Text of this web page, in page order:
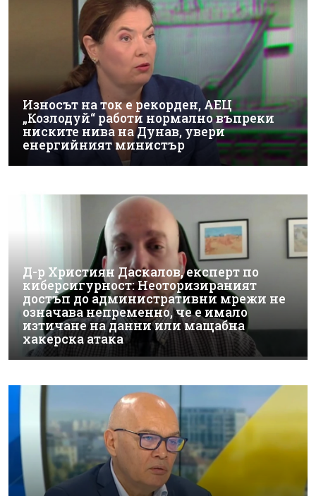
Износът на ток е рекорден, АЕЦ
„Козлодуй“ работи нормално въпреки
ниските нива на Дунав, увери
енергийният министър
Д-р Християн Даскалов, експерт по
киберсигурност: Неоторизираният
достъп до административни мрежи не
означава непременно, че е имало
изтичане на данни или мащабна
хакерска атака